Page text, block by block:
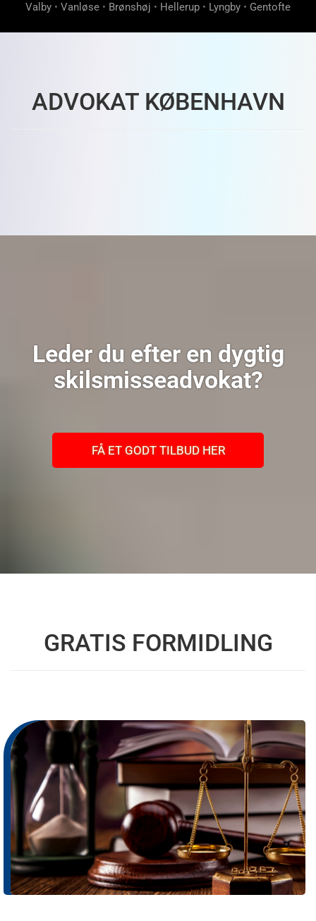
Valby • Vanløse • Brønshøj • Hellerup • Lyngby • Gentofte
ADVOKAT KØBENHAVN
Leder du efter en dygtig
skilsmisseadvokat?
FÅ ET GODT TILBUD HER
GRATIS FORMIDLING